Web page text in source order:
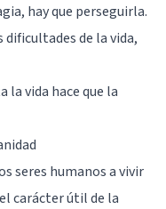
hay que perseguirla.
dificultades de la vida,
la vida hace que la
seres humanos a vivir
carácter útil de la